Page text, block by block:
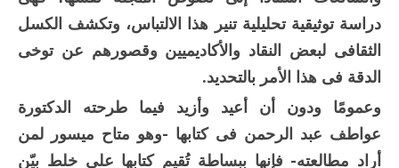
دراسة توثيقية تحليلية تنير هذا الالتباس، وتكشف الكسل
الثقافى لبعض النقاد والأكاديميين وقصورهم عن توخى
الدقة فى هذا الأمر بالتحديد.
وعمومًا ودون أن أعيد وأزيد فيما طرحته الدكتورة
عواطف عبد الرحمن فى كتابها -وهو متاح ميسور لمن
أراد مطالعته- فإنها ببساطة تُقيم كتابها على خلط بيّن